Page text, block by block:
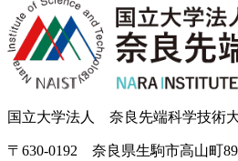
国立大学法人 奈良先端科学技術
〒630-0192 奈良県生駒市高山町